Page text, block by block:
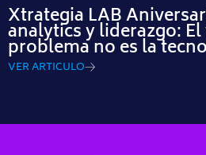
Xtrategia LAB
analytics y liderazgo:
problema no es la
VER ARTICULO